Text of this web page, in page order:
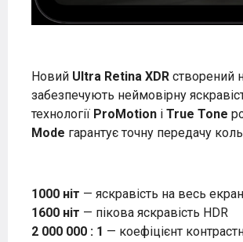
Новий Ultra Retina XDR створений
забезпечують неймовірну
технології ProMotion і True Tone
Mode гарантує точну передачу
1000 ніт — яскравість на весь екран
1600 ніт — пікова яскравість HDR
2 000 000 : 1 — коефіцієнт